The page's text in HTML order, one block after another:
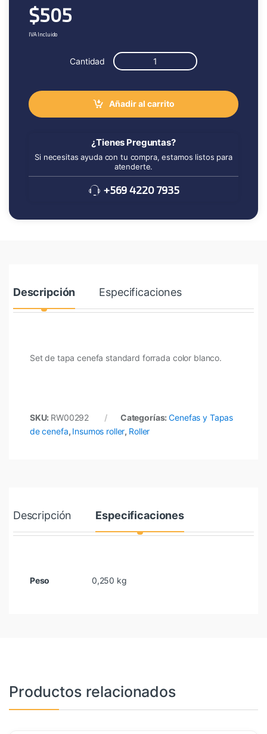
$505
IVA Incluido
Cantidad
Añadir al carrito
¿Tienes Preguntas?
Si necesitas ayuda con tu compra, estamos listos para
atenderte.
+569 4220 7935
Descripción Especificaciones
Set de tapa cenefa standard forrada color blanco.
SKU: RW00292 Categorías:Cenefas y Tapas
de cenefa, Insumos roller, Roller
Descripción Especificaciones
Peso 0,250 kg
Productos relacionados